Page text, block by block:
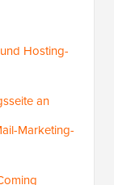
Hosting-
an
Marketing-